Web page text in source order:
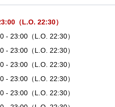
（L.O. 22:30）
- 23:00（L.O. 22:30）
- 23:00（L.O. 22:30）
- 23:00（L.O. 22:30）
- 23:00（L.O. 22:30）
- 23:00（L.O. 22:30）